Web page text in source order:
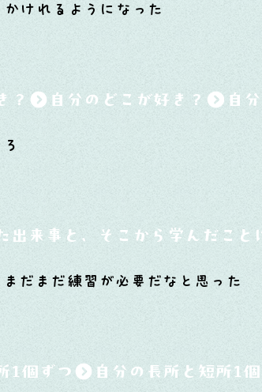
けれるようになった
？
出来事と、そこから学んだこと
だまだ練習が必要だなと思った
1個ずつ